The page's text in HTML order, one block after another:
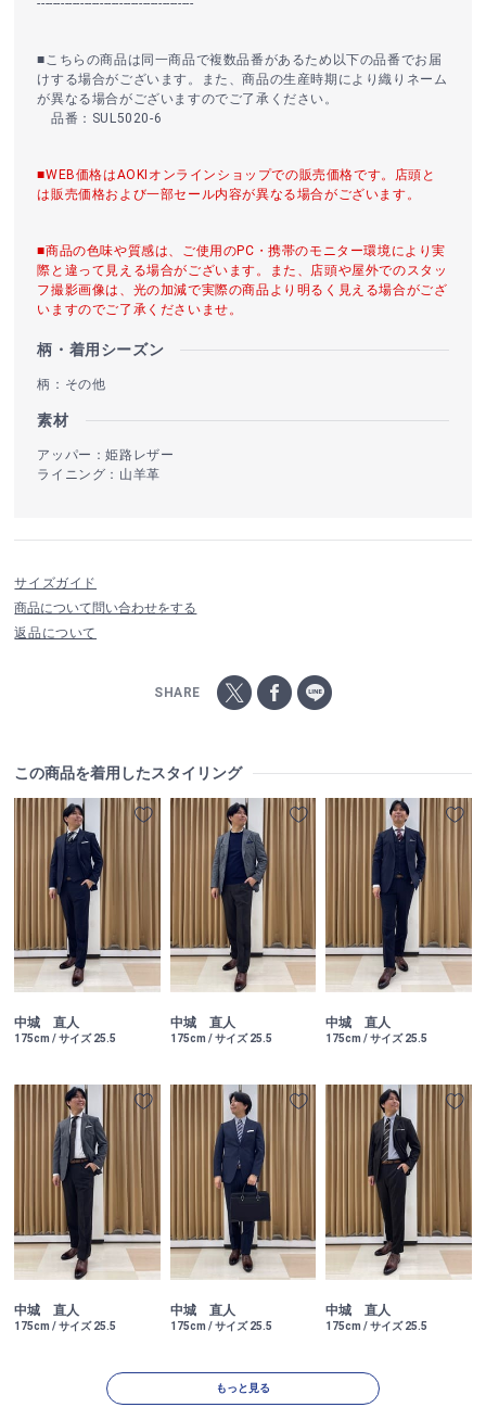
----------------------------------------
■こちらの商品は同一商品で複数品番があるため以下の品番でお届
けする場合がございます。また、商品の生産時期により織りネーム
が異なる場合がございますのでご了承ください。
品番：SUL5020-6
■WEB価格はAOKIオンラインショップでの販売価格です。店頭と
は販売価格および一部セール内容が異なる場合がございます。
■商品の色味や質感は、ご使用のPC・携帯のモニター環境により実
際と違って見える場合がございます。また、店頭や屋外でのスタッ
フ撮影画像は、光の加減で実際の商品より明るく見える場合がござ
いますのでご了承くださいませ。
柄・着用シーズン
柄：その他
素材
アッパー：姫路レザー
ライニング：山羊革
サイズガイド
商品について問い合わせをする
返品について
SHARE
この商品を着用したスタイリング
中城 直人
175cm / サイズ 25.5
中城 直人
175cm / サイズ 25.5
中城 直人
175cm / サイズ 25.5
中城 直人
175cm / サイズ 25.5
中城 直人
175cm / サイズ 25.5
中城 直人
175cm / サイズ 25.5
もっと見る